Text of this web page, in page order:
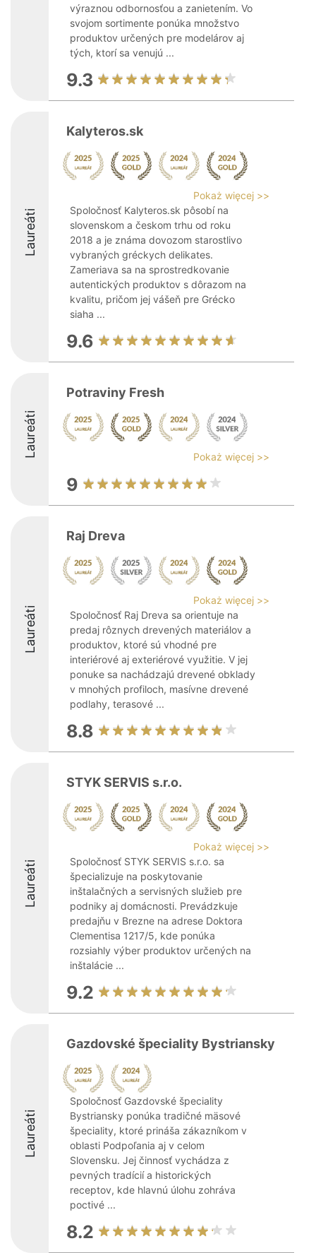
výraznou odbornosťou a zanietením. Vo
svojom sortimente ponúka množstvo
produktov určených pre modelárov aj
tých, ktorí sa venujú ...
9.3
Laureáti
Kalyteros.sk
Pokaż więcej >>
Spoločnosť Kalyteros.sk pôsobí na
slovenskom a českom trhu od roku
2018 a je známa dovozom starostlivo
vybraných gréckych delikates.
Zameriava sa na sprostredkovanie
autentických produktov s dôrazom na
kvalitu, pričom jej vášeň pre Grécko
siaha ...
9.6
Laureáti
Potraviny Fresh
Pokaż więcej >>
9
Laureáti
Raj Dreva
Pokaż więcej >>
Spoločnosť Raj Dreva sa orientuje na
predaj rôznych drevených materiálov a
produktov, ktoré sú vhodné pre
interiérové aj exteriérové využitie. V jej
ponuke sa nachádzajú drevené obklady
v mnohých profiloch, masívne drevené
podlahy, terasové ...
8.8
Laureáti
STYK SERVIS s.r.o.
Pokaż więcej >>
Spoločnosť STYK SERVIS s.r.o. sa
špecializuje na poskytovanie
inštalačných a servisných služieb pre
podniky aj domácnosti. Prevádzkuje
predajňu v Brezne na adrese Doktora
Clementisa 1217/5, kde ponúka
rozsiahly výber produktov určených na
inštalácie ...
9.2
Laureáti
Gazdovské špeciality Bystriansky
Spoločnosť Gazdovské špeciality
Bystriansky ponúka tradičné mäsové
špeciality, ktoré prináša zákazníkom v
oblasti Podpoľania aj v celom
Slovensku. Jej činnosť vychádza z
pevných tradícií a historických
receptov, kde hlavnú úlohu zohráva
poctivé ...
8.2